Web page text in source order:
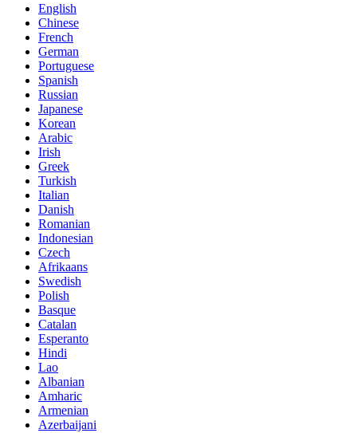
English
Chinese
French
German
Portuguese
Spanish
Russian
Japanese
Korean
Arabic
Irish
Greek
Turkish
Italian
Danish
Romanian
Indonesian
Czech
Afrikaans
Swedish
Polish
Basque
Catalan
Esperanto
Hindi
Lao
Albanian
Amharic
Armenian
Azerbaijani